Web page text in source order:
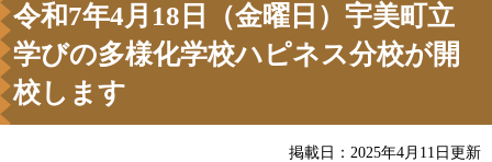
令和7年4月18日（金曜日）宇美町立
学びの多様化学校ハピネス分校が開
校します
掲載日：2025年4月11日更新